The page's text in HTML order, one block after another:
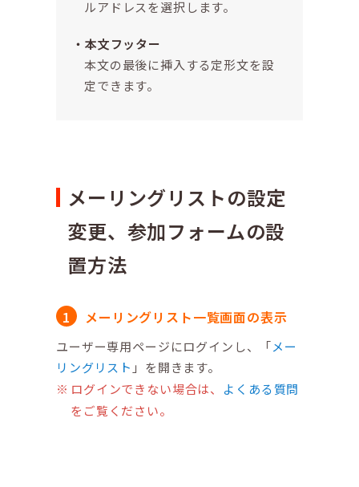
ルアドレスを選択します。
本文フッター
本文の最後に挿入する定形文を設
定できます。
メーリングリストの設定
変更、参加フォームの設
置方法
メーリングリスト一覧画面の表示
ユーザー専用ページにログインし、「メー
リングリスト 」を開きます。
ログインできない場合は、 よくある質問
をご覧ください。